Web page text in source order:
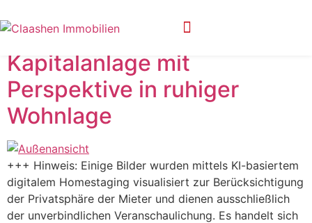
Objekttyp: Haus
Kapitalanlage mit
Perspektive in ruhiger
Wohnlage
+++ Hinweis: Einige Bilder wurden mittels KI-basiertem
digitalem Homestaging visualisiert zur Berücksichtigung
der Privatsphäre der Mieter und dienen ausschließlich
der unverbindlichen Veranschaulichung. Es handelt sich